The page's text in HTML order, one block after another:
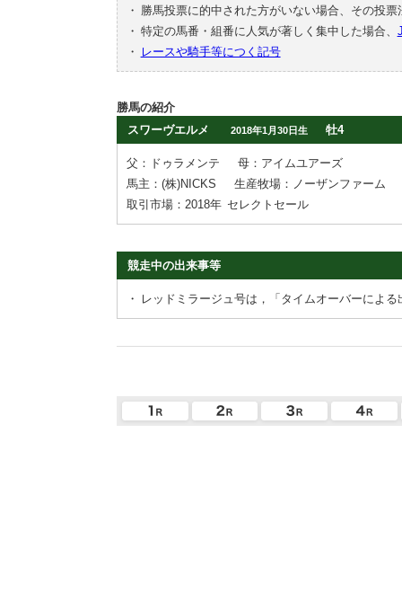
・
勝馬投票に的中された方がいない場合、その投
・ 特定の馬番・組番に人気が著しく集中した場合、
・
レースや騎手等につく記号
勝馬の紹介
スワーヴエルメ
2018年1月30日生 牡4
父：ドゥラメンテ
母：アイムユアーズ
馬主：(株)NICKS
生産牧場：ノーザンファーム
取引市場：2018年 セレクトセール
競走中の出来事等
・ レッドミラージュ号は，「タイムオーバーによ